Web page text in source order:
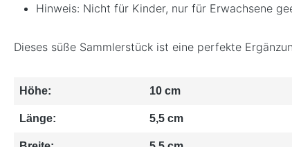
Hinweis: Nicht für Kinder, nur für Erwachsene
Dieses süße Sammlerstück ist eine perfekte
Höhe: 10 cm
Länge: 5,5 cm